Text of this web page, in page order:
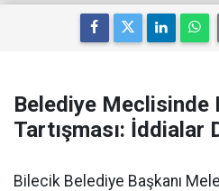
Belediye Meclisinde
Tartışması: İddialar
Bilecik Belediye Başkanı